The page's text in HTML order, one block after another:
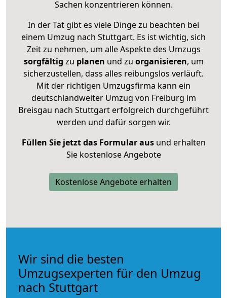
Sachen konzentrieren können.
In der Tat gibt es viele Dinge zu beachten bei
einem Umzug nach Stuttgart. Es ist wichtig, sich
Zeit zu nehmen, um alle Aspekte des Umzugs
sorgfältig zu planen und zu organisieren, um
sicherzustellen, dass alles reibungslos verläuft.
Mit der richtigen Umzugsfirma kann ein
deutschlandweiter Umzug von Freiburg im
Breisgau nach Stuttgart erfolgreich durchgeführt
werden und dafür sorgen wir.
Füllen Sie jetzt das Formular ausund erhalten
Sie kostenlose Angebote
Kostenlose Angebote erhalten
Wir sind die besten
Umzugsexperten für den Umzug
nach Stuttgart